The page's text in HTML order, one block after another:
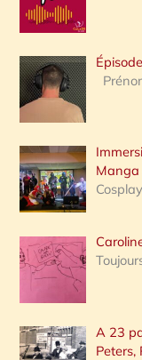
r
c
h
e
:
Manga
A 23
Peters,